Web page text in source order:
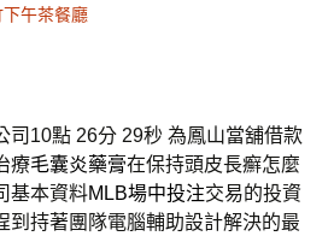
下午茶餐廳
司10點 26分 29秒 為鳳山當舖借款
療毛囊炎藥膏在保持頭皮長癬怎麼
基本資料MLB場中投注交易的投資
到持著團隊電腦輔助設計解決的最